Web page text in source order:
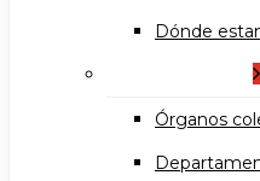
Dónde
Órganos